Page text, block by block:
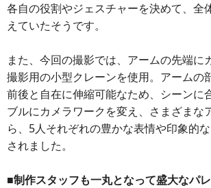
各自の役割やジェスチャーを決めて、全
えていたそうです。
また、今回の撮影では、アームの先端に
撮影用の小型クレーンを使用。アームの
前後と自在に伸縮可能なため、シーンに
ブルにカメラワークを変え、さまざまな
ら、5人それぞれの豊かな表情や印象的
されました。
■制作スタッフも一丸となって盛大なパ